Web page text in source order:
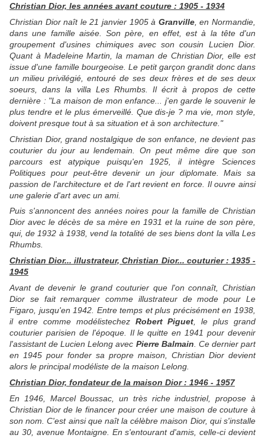
Christian Dior, les années avant couture : 1905 - 1934
Christian Dior naît le 21 janvier 1905 à Granville, en Normandie,
dans une famille aisée. Son père, en effet, est à la tête d'un
groupement d'usines chimiques avec son cousin Lucien Dior.
Quant à Madeleine Martin, la maman de Christian Dior, elle est
issue d'une famille bourgeoise. Le petit garçon grandit donc dans
un milieu privilégié, entouré de ses deux frères et de ses deux
soeurs, dans la villa Les Rhumbs. Il écrit à propos de cette
dernière : "La maison de mon enfance... j'en garde le souvenir le
plus tendre et le plus émerveillé. Que dis-je ? ma vie, mon style,
doivent presque tout à sa situation et à son architecture."
Christian Dior, grand nostalgique de son enfance, ne devient pas
couturier du jour au lendemain. On peut même dire que son
parcours est atypique puisqu'en 1925, il intègre Sciences
Politiques pour peut-être devenir un jour diplomate. Mais sa
passion de l'architecture et de l'art revient en force. Il ouvre ainsi
une galerie d'art avec un ami.
Puis s'annoncent des années noires pour la famille de Christian
Dior avec le décès de sa mère en 1931 et la ruine de son père,
qui, de 1932 à 1938, vend la totalité de ses biens dont la villa Les
Rhumbs.
Christian Dior... illustrateur, Christian Dior... couturier : 1935 -
1945
Avant de devenir le grand couturier que l'on connaît, Christian
Dior se fait remarquer comme illustrateur de mode pour Le
Figaro, jusqu'en 1942. Entre temps et plus précisément en 1938,
il entre comme modélistechez Robert Piguet, le plus grand
couturier parisien de l'époque. Il le quitte en 1941 pour devenir
l'assistant de Lucien Lelong avec Pierre Balmain. Ce dernier part
en 1945 pour fonder sa propre maison, Christian Dior devient
alors le principal modéliste de la maison Lelong.
Christian Dior, fondateur de la maison Dior : 1946 - 1957
En 1946, Marcel Boussac, un très riche industriel, propose à
Christian Dior de le financer pour créer une maison de couture à
son nom. C'est ainsi que naît la célèbre maison Dior, qui s'installe
au 30, avenue Montaigne. En s'entourant d'amis, celle-ci devient